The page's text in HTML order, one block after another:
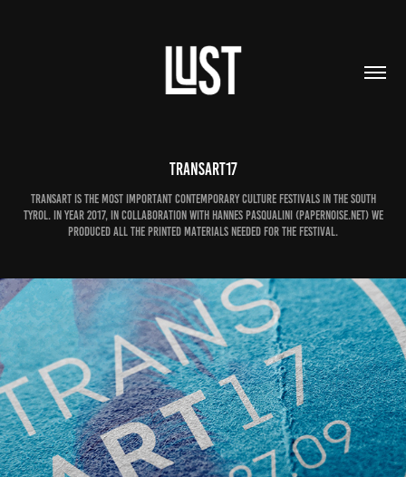
TRANSART17
Transart is the most important contemporary culture festivals in the South
Tyrol. In year 2017, in collaboration with Hannes Pasqualini (papernoise.net) we
produced all the printed materials needed for the festival.